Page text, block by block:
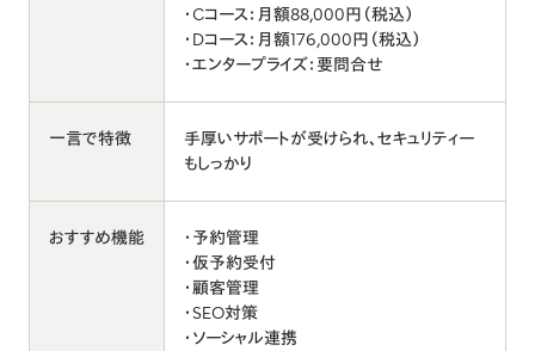
・Cコース：月額88,000円（税込）
・Dコース：月額176,000円（税込）
・エンタープライズ：要問合せ
一言で特徴
手厚いサポートが受けられ、セキュリティー
もしっかり
おすすめ機能
・予約管理
・仮予約受付
・顧客管理
・SEO対策
・ソーシャル連携